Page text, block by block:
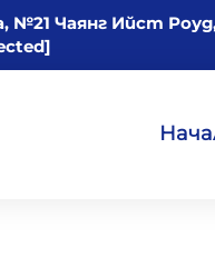
№21 Чаянг Ийст